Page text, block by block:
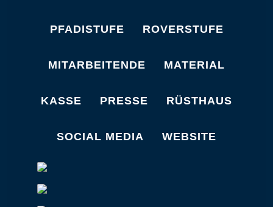
PFADISTUFE ROVERSTUFE
MITARBEITENDE MATERIAL
KASSE PRESSE RÜSTHAUS
SOCIAL MEDIA WEBSITE